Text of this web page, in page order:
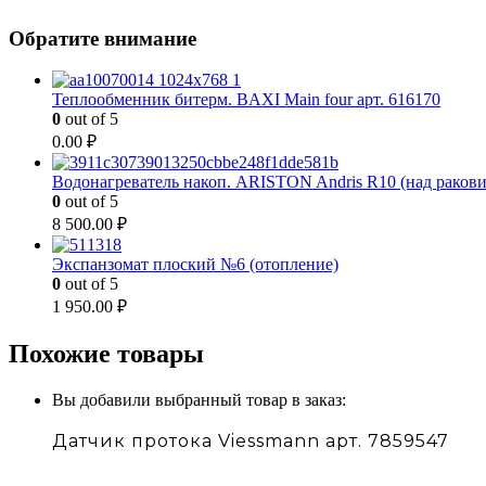
Обратите внимание
Теплообменник битерм. BAXI Main four арт. 616170
0 out of 5
0.00 ₽
Водонагреватель накоп. ARISTON Andris R10 (над
0 out of 5
8 500.00 ₽
Экспанзомат плоский №6 (отопление)
0 out of 5
1 950.00 ₽
Похожие товары
Вы добавили выбранный товар в заказ:
Датчик протока Viessmann арт. 7859547